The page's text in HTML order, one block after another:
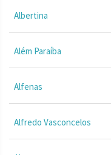
Albertina
Além Paraíba
Alfenas
Alfredo Vasconcelos